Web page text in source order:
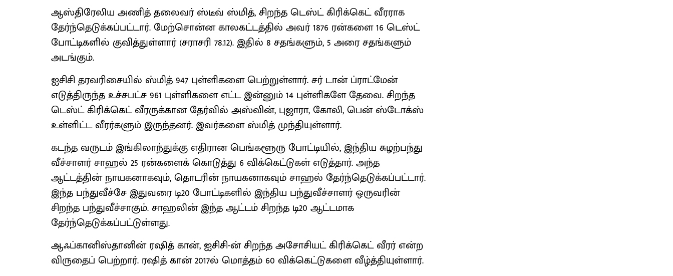
ஆஸ்திரேலிய அணித் தலைவர் ஸ்டீவ் ஸ்மித், சிறந்த டெஸ்ட் கிரிக்கெட் வீரராக
தேர்ந்தெடுக்கப்பட்டார். மேற்சொன்ன காலகட்டத்தில் அவர் 1876 ரன்களை 16 டெஸ்ட்
போட்டிகளில் குவித்துள்ளார் (சராசரி 78.12). இதில் 8 சதங்களும், 5 அரை சதங்களும்
அடங்கும்.
ஐசிசி தரவரிசையில் ஸ்மித் 947 புள்ளிகளை பெற்றுள்ளார். சர் டான் ப்ராட்மேன்
எடுத்திருந்த உச்சபட்ச 961 புள்ளிகளை எட்ட இன்னும் 14 புள்ளிகளே தேவை. சிறந்த
டெஸ்ட் கிரிக்கெட் வீரருக்கான தேர்வில் அஸ்வின், புஜாரா, கோலி, பென் ஸ்டோக்ஸ்
உள்ளிட்ட வீரர்களும் இருந்தனர். இவர்களை ஸ்மித் முந்தியுள்ளார்.
கடந்த வருடம் இங்கிலாந்துக்கு எதிரான பெங்களூரு போட்டியில், இந்திய சுழற்பந்து
வீச்சாளர் சாஹல் 25 ரன்களைக் கொடுத்து 6 விக்கெட்டுகள் எடுத்தார். அந்த
ஆட்டத்தின் நாயகனாகவும், தொடரின் நாயகனாகவும் சாஹல் தேர்ந்தெடுக்கப்பட்டார்.
இந்த பந்துவீச்சே இதுவரை டி20 போட்டிகளில் இந்திய பந்துவீச்சாளர் ஒருவரின்
சிறந்த பந்துவீச்சாகும். சாஹலின் இந்த ஆட்டம் சிறந்த டி20 ஆட்டமாக
தேர்ந்தெடுக்கப்பட்டுள்ளது.
ஆஃப்கானிஸ்தானின் ரஷித் கான், ஐசிசி-ன் சிறந்த அசோசியட் கிரிக்கெட் வீரர் என்ற
விருதைப் பெற்றார். ரஷித் கான் 2017ல் மொத்தம் 60 விக்கெட்டுகளை வீழ்த்தியுள்ளார்.